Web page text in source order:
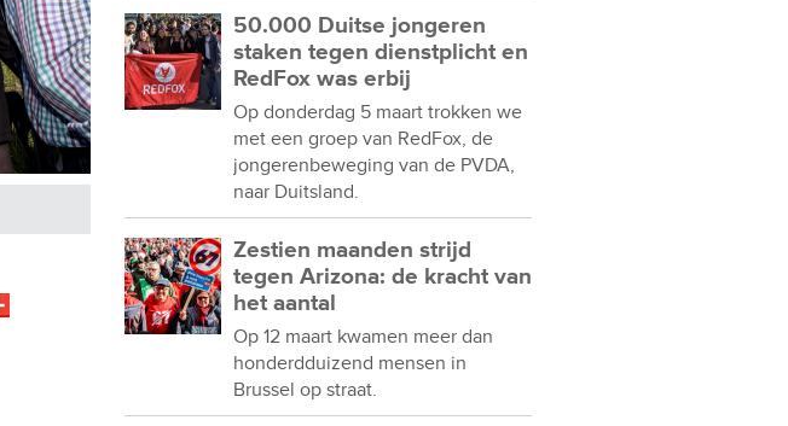
50.000 Duitse jongeren
staken tegen dienstplicht en
RedFox was erbij
Op donderdag 5 maart trokken we
met een groep van RedFox, de
jongerenbeweging van de PVDA,
naar Duitsland.
Zestien maanden strijd
tegen Arizona: de kracht van
het aantal
Op 12 maart kwamen meer dan
honderdduizend mensen in
Brussel op straat.